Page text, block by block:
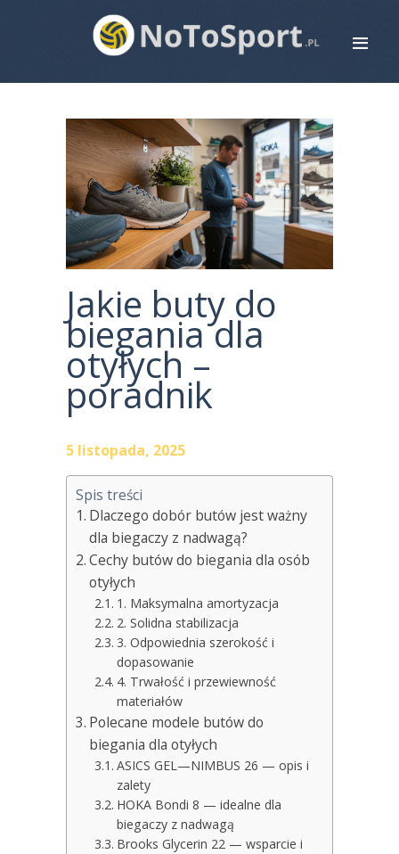
STRONA GŁÓWNA
ROWERY
BIEGANIE
PIŁKA NOŻNA
SIATKÓWKA
ZDROWIE
KONTAKTJakie buty do
biegania dla
otyłych –
poradnik
5 listopada, 2025
Spis treści
Dlaczego dobór butów jest ważny
dla biegaczy z nadwagą?
Cechy butów do biegania dla osób
otyłych
1. Maksymalna amortyzacja
2. Solidna stabilizacja
3. Odpowiednia szerokość i
dopasowanie
4. Trwałość i przewiewność
materiałów
Polecane modele butów do
biegania dla otyłych
ASICS GEL—NIMBUS 26 — opis i
zalety
HOKA Bondi 8 — idealne dla
biegaczy z nadwagą
Brooks Glycerin 22 — wsparcie i